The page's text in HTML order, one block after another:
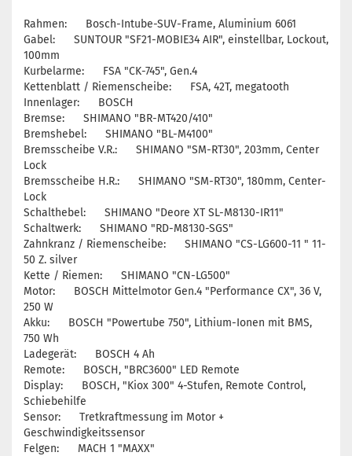
Rahmen: Bosch-Intube-SUV-Frame, Aluminium 6061
Gabel: SUNTOUR "SF21-MOBIE34 AIR", einstellbar, Lockout,
100mm
Kurbelarme: FSA "CK-745", Gen.4
Kettenblatt / Riemenscheibe: FSA, 42T, megatooth
Innenlager: BOSCH
Bremse: SHIMANO "BR-MT420/410"
Bremshebel: SHIMANO "BL-M4100"
Bremsscheibe V.R.: SHIMANO "SM-RT30", 203mm, Center
Lock
Bremsscheibe H.R.: SHIMANO "SM-RT30", 180mm, Center-
Lock
Schalthebel: SHIMANO "Deore XT SL-M8130-IR11"
Schaltwerk: SHIMANO "RD-M8130-SGS"
Zahnkranz / Riemenscheibe: SHIMANO "CS-LG600-11 " 11-
50 Z. silver
Kette / Riemen: SHIMANO "CN-LG500"
Motor: BOSCH Mittelmotor Gen.4 "Performance CX", 36 V,
250 W
Akku: BOSCH "Powertube 750", Lithium-Ionen mit BMS,
750 Wh
Ladegerät: BOSCH 4 Ah
Remote: BOSCH, "BRC3600" LED Remote
Display: BOSCH, "Kiox 300" 4-Stufen, Remote Control,
Schiebehilfe
Sensor: Tretkraftmessung im Motor +
Geschwindigkeitssensor
Felgen: MACH 1 "MAXX"